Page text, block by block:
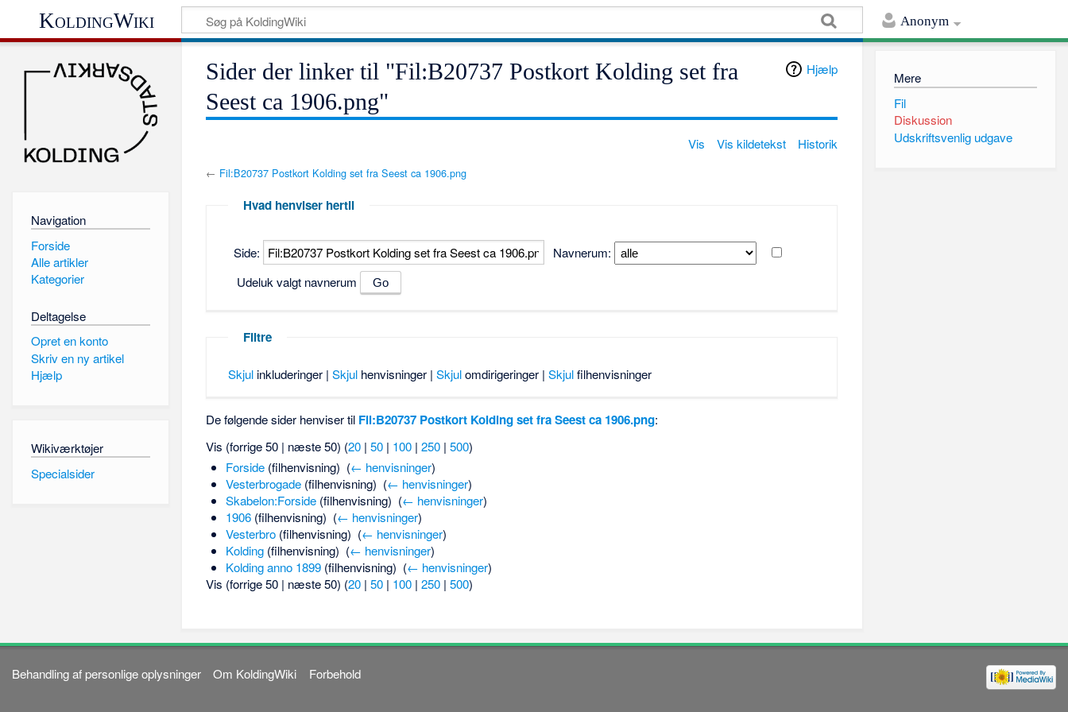
Anonym
KoldingWiki
Hjælp
Sider der linker til "Fil:B20737 Postkort Kolding set fra
Seest ca 1906.png"
Vis Vis kildetekst Historik
← Fil:B20737 Postkort Kolding set fra Seest ca 1906.png
Hvad henviser hertil
Side:
Navnerum:
Udeluk valgt navnerum
Filtre
Skjulinkluderinger | Skjulhenvisninger | Skjulomdirigeringer | Skjulfilhenvisninger
De følgende sider henviser til Fil:B20737 Postkort Kolding set fra Seest ca 1906.png:
Vis (forrige 50 | næste 50) (20 |50 | 100 |250 |500)
Forside(filhenvisning) ‎ (← henvisninger)
Vesterbrogade(filhenvisning) ‎ (← henvisninger)
Skabelon:Forside(filhenvisning) ‎ (← henvisninger)
1906(filhenvisning) ‎ (← henvisninger)
Vesterbro(filhenvisning) ‎ (← henvisninger)
Kolding(filhenvisning) ‎ (← henvisninger)
Kolding anno 1899(filhenvisning) ‎ (← henvisninger)
Vis (forrige 50 | næste 50) (20 |50 | 100 |250 |500)
Navigation
Forside
Alle artikler
Kategorier
Deltagelse
Opret en konto
Skriv en ny artikel
Hjælp
Wikiværktøjer
Specialsider
Mere
Fil
Diskussion
Udskriftsvenlig udgave
Behandling af personlige oplysninger Om KoldingWiki Forbehold